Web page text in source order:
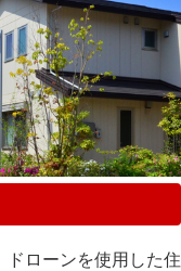
ドローンを使用した住